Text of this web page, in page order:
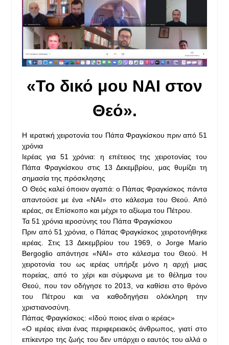
«Το δικό μου ΝΑΙ στον
Θεό».
Η ιερατική χειροτονία του Πάπα Φραγκίσκου πριν από 51
χρόνια
Ιερέας για 51 χρόνια: η επέτειος της χειροτονίας του
Πάπα Φραγκίσκου στις 13 Δεκεμβρίου, μας θυμίζει τη
σημασία της πρόσκλησης
Ο Θεός καλεί όποιον αγαπά: ο Πάπας Φραγκίσκος πάντα
απαντούσε με ένα «ΝΑΙ» στο κάλεσμα του Θεού. Από
ιερέας, σε Επίσκοπο και μέχρι το αξίωμα του Πέτρου.
Τα 51 χρόνια ιεροσύνης του Πάπα Φραγκίσκου
Πριν από 51 χρόνια, ο Πάπας Φραγκίσκος χειροτονήθηκε
ιερέας. Στις 13 Δεκεμβρίου του 1969, ο Jorge Mario
Bergoglio απάντησε «ΝΑΙ» στο κάλεσμα του Θεού. Η
χειροτονία του ως ιερέας υπήρξε μόνο η αρχή μιας
πορείας, από το χέρι και σύμφωνα με το θέλημα του
Θεού, που τον οδήγησε το 2013, να καθίσει στο θρόνο
του Πέτρου και να καθοδηγήσει ολόκληρη την
χριστιανοσύνη.
Πάπας Φραγκίσκος: «Ιδού ποιος είναι ο ιερέας»
«Ο ιερέας είναι ένας περιφερειακός άνθρωπος, γιατί στο
επίκεντρο της ζωής του δεν υπάρχει ο εαυτός του αλλά ο